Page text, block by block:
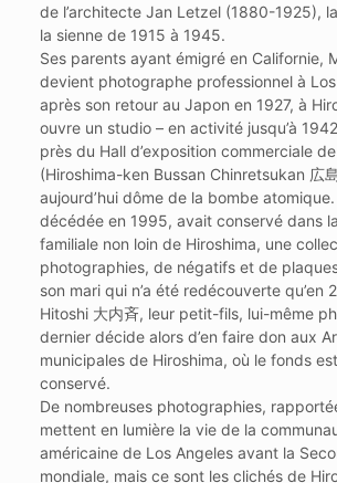
de l’architecte Jan Letzel (1880-1925),
la sienne de 1915 à 1945.
Ses parents ayant émigré en Californie,
devient photographe professionnel à
après son retour au Japon en 1927, à
ouvre un studio – en activité jusqu’à
près du Hall d’exposition commerciale
(Hiroshima-ken Bussan Chinretsukan 広
aujourd’hui dôme de la bombe
décédée en 1995, avait conservé dans
familiale non loin de Hiroshima, une
photographies, de négatifs et de
son mari qui n’a été redécouverte qu’en
Hitoshi 大内斉, leur petit-fils, lui-même
dernier décide alors d’en faire don aux
municipales de Hiroshima, où le fonds
conservé.
De nombreuses photographies,
mettent en lumière la vie de la
américaine de Los Angeles avant la
mondiale, mais ce sont les clichés de